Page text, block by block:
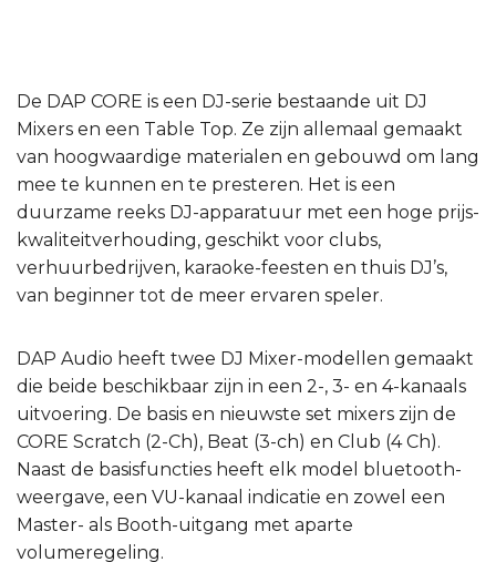
De DAP CORE is een DJ-serie bestaande uit DJ
Mixers en een Table Top. Ze zijn allemaal gemaakt
van hoogwaardige materialen en gebouwd om lang
mee te kunnen en te presteren. Het is een
duurzame reeks DJ-apparatuur met een hoge prijs-
kwaliteitverhouding, geschikt voor clubs,
verhuurbedrijven, karaoke-feesten en thuis DJ’s,
van beginner tot de meer ervaren speler.
DAP Audio heeft twee DJ Mixer-modellen gemaakt
die beide beschikbaar zijn in een 2-, 3- en 4-kanaals
uitvoering. De basis en nieuwste set mixers zijn de
CORE Scratch (2-Ch), Beat (3-ch) en Club (4 Ch).
Naast de basisfuncties heeft elk model bluetooth-
weergave, een VU-kanaal indicatie en zowel een
Master- als Booth-uitgang met aparte
volumeregeling.